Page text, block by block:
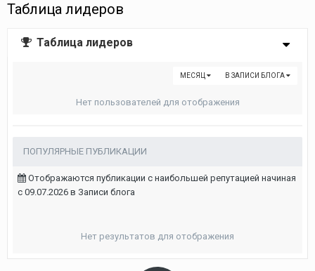
Таблица лидеров
Таблица лидеров
В ЗАПИСИ БЛОГА
МЕСЯЦ
Нет пользователей для отображения
ПОПУЛЯРНЫЕ ПУБЛИКАЦИИ
Отображаются публикации с наибольшей репутацией начиная
с 09.07.2026 в Записи блога
Нет результатов для отображения